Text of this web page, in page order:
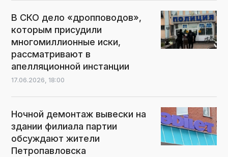
В СКО дело «дропповодов»,
которым присудили
многомиллионные иски,
рассматривают в
апелляционной инстанции
17.06.2026, 18:00
Ночной демонтаж вывески на
здании филиала партии
обсуждают жители
Петропавловска